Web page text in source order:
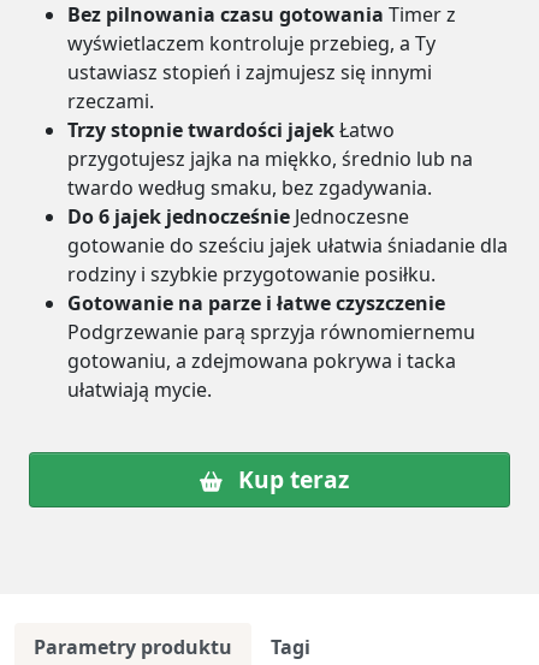
Bez pilnowania czasu gotowania Timer z
wyświetlaczem kontroluje przebieg, a Ty
ustawiasz stopień i zajmujesz się innymi
rzeczami.
Trzy stopnie twardości jajekŁatwo
przygotujesz jajka na miękko, średnio lub na
twardo według smaku, bez zgadywania.
Do 6 jajek jednocześnie Jednoczesne
gotowanie do sześciu jajek ułatwia śniadanie dla
rodziny i szybkie przygotowanie posiłku.
Gotowanie na parze i łatwe czyszczenie
Podgrzewanie parą sprzyja równomiernemu
gotowaniu, a zdejmowana pokrywa i tacka
ułatwiają mycie.
Kup teraz
Parametry produktu Tagi